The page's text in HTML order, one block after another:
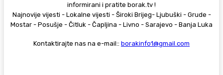
informirani i pratite borak.tv !
Najnovije vijesti - Lokalne vijesti - Široki Brijeg- Ljubuški - Grude -
Mostar - Posušje - Čitluk - Čapljina - Livno - Sarajevo - Banja Luka
Kontaktirajte nas na e-mail:: borakinfo1@gmail.com